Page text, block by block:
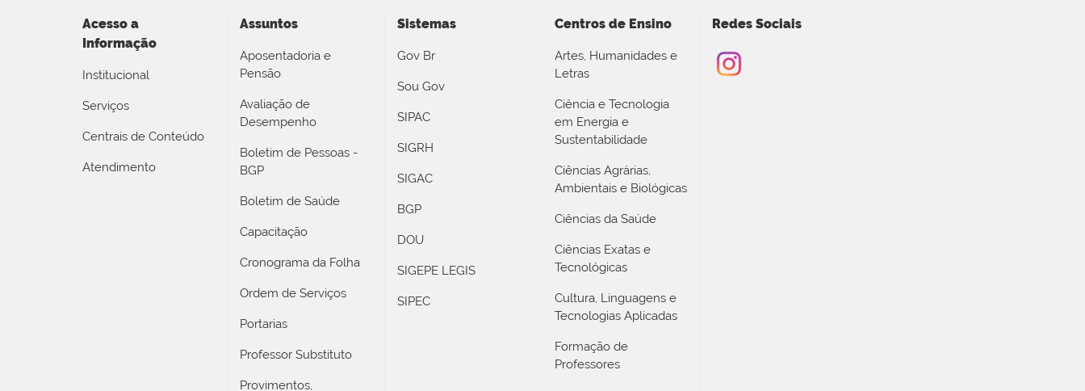
Acesso a
Informação
Institucional
Serviços
Centrais de Conteúdo
Atendimento
Assuntos
Aposentadoria e
Pensão
Avaliação de
Desempenho
Boletim de Pessoas -
BGP
Boletim de Saúde
Capacitação
Cronograma da Folha
Ordem de Serviços
Portarias
Professor Substituto
Provimentos,
Sistemas
Gov Br
Sou Gov
SIPAC
SIGRH
SIGAC
BGP
DOU
SIGEPE LEGIS
SIPEC
Centros de Ensino
Artes, Humanidades e
Letras
Ciência e Tecnologia
em Energia e
Sustentabilidade
Ciências Agrárias,
Ambientais e Biológicas
Ciências da Saúde
Ciências Exatas e
Tecnológicas
Cultura, Linguagens e
Tecnologias Aplicadas
Formação de
Professores
Redes Sociais